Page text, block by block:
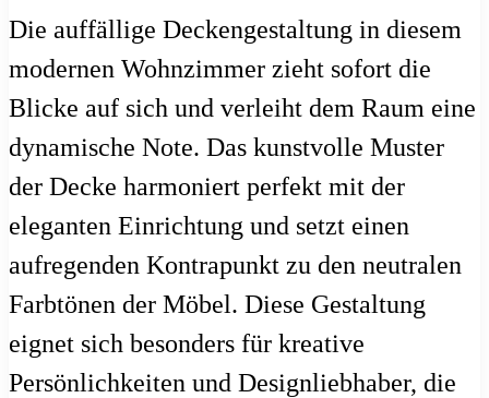
Die auffällige Deckengestaltung in diesem
modernen Wohnzimmer zieht sofort die
Blicke auf sich und verleiht dem Raum eine
dynamische Note. Das kunstvolle Muster
der Decke harmoniert perfekt mit der
eleganten Einrichtung und setzt einen
aufregenden Kontrapunkt zu den neutralen
Farbtönen der Möbel. Diese Gestaltung
eignet sich besonders für kreative
Persönlichkeiten und Designliebhaber, die